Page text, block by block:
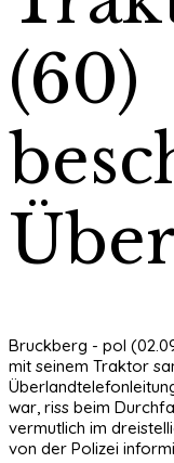
(60)
Bruckberg - pol
mit seinem Traktor
war, riss beim
vermutlich im
von der Polizei